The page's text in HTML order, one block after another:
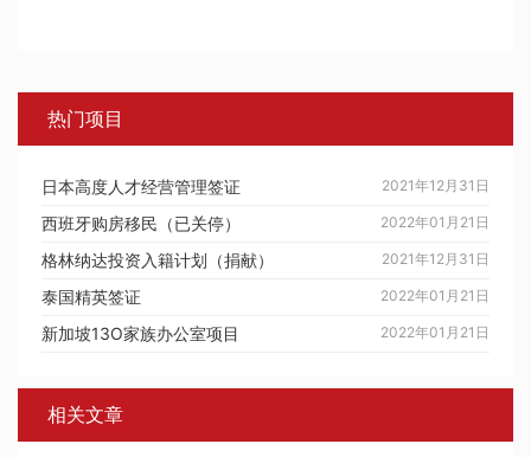
热门项目
2021年12月31日
日本高度人才经营管理签证
2022年01月21日
西班牙购房移民（已关停）
2021年12月31日
格林纳达投资入籍计划（捐献）
2022年01月21日
泰国精英签证
2022年01月21日
新加坡13O家族办公室项目
相关文章